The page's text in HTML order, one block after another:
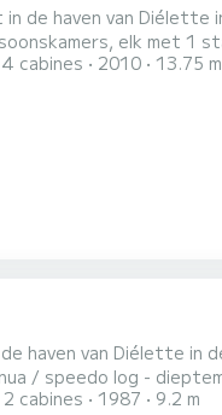
in het Engelse Kanaal.
elk met 1
in Hi-Tec stof /
4 cabines 2010 13.75 m
van Diélette in de Manche /
/ speedo log -
2 cabines 1987 9.2 m